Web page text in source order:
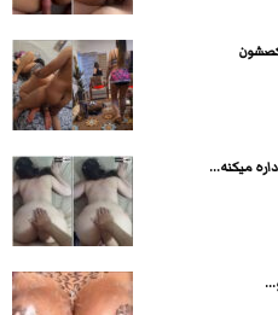
کصشون
میکنه...